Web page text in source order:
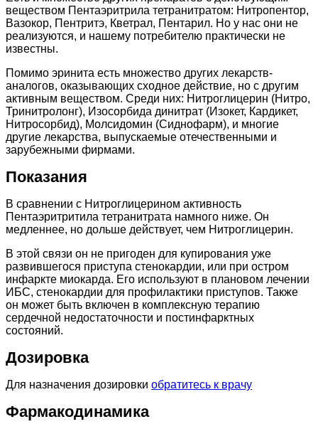
веществом Пентаэритрила тетранитратом: Нитропентор,
Вазокор, Пентритэ, Кветрал, Пентарил. Но у нас они не
реализуются, и нашему потребителю практически не
известны.
Помимо эринита есть множество других лекарств-
аналогов, оказывающих сходное действие, но с другим
активным веществом. Среди них: Нитроглицерин (Нитро,
Тринитролонг), Изосорбида динитрат (Изокет, Кардикет,
Нитросорбид), Молсидомин (Сиднофарм), и многие
другие лекарства, выпускаемые отечественными и
зарубежными фирмами.
Показания
В сравнении с Нитроглицерином активность
Пентаэритритила тетранитрата намного ниже. Он
медленнее, но дольше действует, чем Нитроглицерин.
В этой связи он не пригоден для купирования уже
развившегося приступа стенокардии, или при остром
инфаркте миокарда. Его используют в плановом лечении
ИБС, стенокардии для профилактики приступов. Также
он может быть включен в комплексную терапию
сердечной недостаточности и постинфарктных
состояний.
Дозировка
Для назначения дозировки обратитесь к врачу
Фармакодинамика